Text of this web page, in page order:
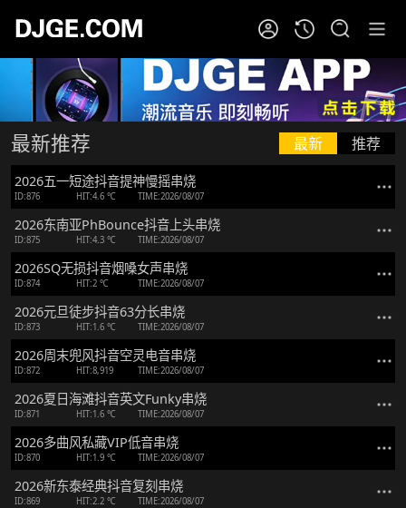
最新推荐 最新 推荐
2026五一短途抖音提神慢摇串烧
ID:876 HIT:4.6 ℃ TIME:2026/08/07
2026东南亚PhBounce抖音上头串烧
ID:875 HIT:4.3 ℃ TIME:2026/08/07
2026SQ无损抖音烟嗓女声串烧
ID:874 HIT:2 ℃ TIME:2026/08/07
2026元旦徒步抖音63分长串烧
ID:873 HIT:1.6 ℃ TIME:2026/08/07
2026周末兜风抖音空灵电音串烧
ID:872 HIT:8,919 TIME:2026/08/07
2026夏日海滩抖音英文Funky串烧
ID:871 HIT:1.6 ℃ TIME:2026/08/07
2026多曲风私藏VIP低音串烧
ID:870 HIT:1.9 ℃ TIME:2026/08/07
2026新东泰经典抖音复刻串烧
ID:869 HIT:2.2 ℃ TIME:2026/08/07